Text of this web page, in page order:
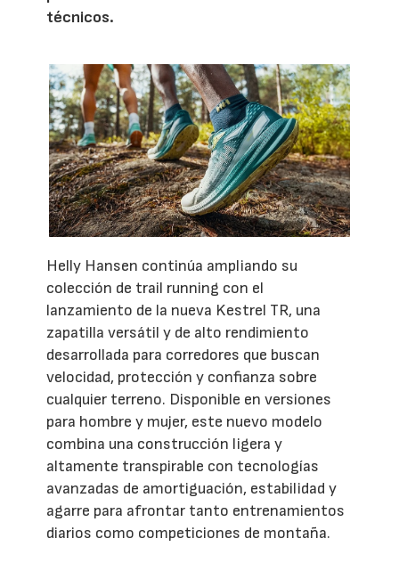
técnicos.
Helly Hansen continúa ampliando su
colección de trail running con el
lanzamiento de la nueva Kestrel TR, una
zapatilla versátil y de alto rendimiento
desarrollada para corredores que buscan
velocidad, protección y confianza sobre
cualquier terreno. Disponible en versiones
para hombre y mujer, este nuevo modelo
combina una construcción ligera y
altamente transpirable con tecnologías
avanzadas de amortiguación, estabilidad y
agarre para afrontar tanto entrenamientos
diarios como competiciones de montaña.